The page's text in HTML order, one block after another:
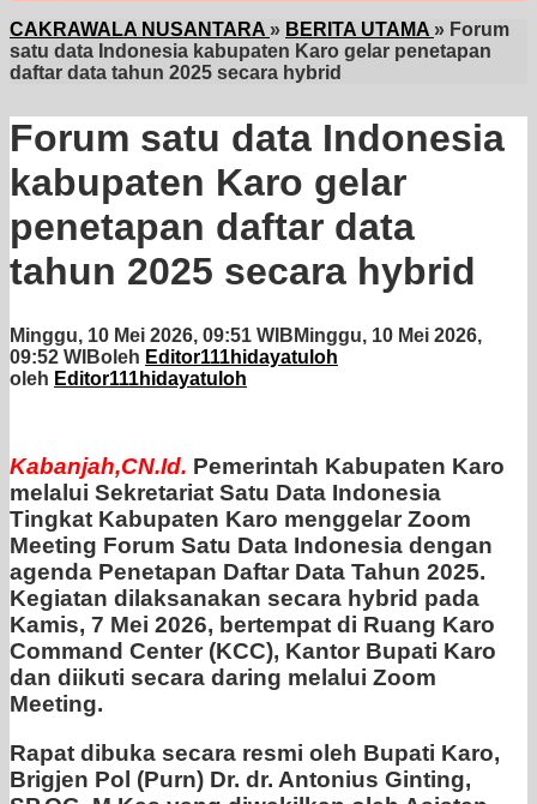
CAKRAWALA NUSANTARA » BERITA UTAMA » Forum
satu data Indonesia kabupaten Karo gelar penetapan
daftar data tahun 2025 secara hybrid
Forum satu data Indonesia
kabupaten Karo gelar
penetapan daftar data
tahun 2025 secara hybrid
Minggu, 10 Mei 2026, 09:51 WIB Minggu, 10 Mei 2026,
09:52 WIBoleh Editor111hidayatuloh
oleh Editor111hidayatuloh
Kabanjah,CN.Id. Pemerintah Kabupaten Karo
melalui Sekretariat Satu Data Indonesia
Tingkat Kabupaten Karo menggelar Zoom
Meeting Forum Satu Data Indonesia dengan
agenda Penetapan Daftar Data Tahun 2025.
Kegiatan dilaksanakan secara hybrid pada
Kamis, 7 Mei 2026, bertempat di Ruang Karo
Command Center (KCC), Kantor Bupati Karo
dan diikuti secara daring melalui Zoom
Meeting.
Rapat dibuka secara resmi oleh Bupati Karo,
Brigjen Pol (Purn) Dr. dr. Antonius Ginting,